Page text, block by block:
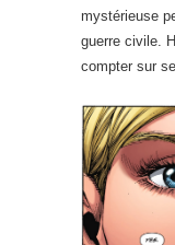
mystérieuse
guerre civile.
compter sur